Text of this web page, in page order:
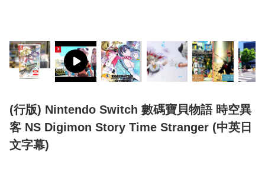
(行版) Nintendo Switch 數碼寶貝物語 時空異
客 NS Digimon Story Time Stranger (中英日
文字幕)